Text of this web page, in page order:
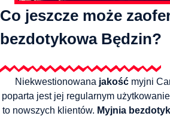
Co jeszcze może
bezdotykowa Będzin?
Niekwestionowana jakość myjni
poparta jest jej regularnym
to nowszych klientów. Myjnia